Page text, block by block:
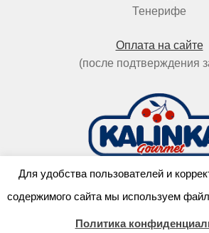
Тенерифе
Оплата на сайте
(после подтверждения
Для удобства пользователей и
содержимого сайта мы используем
Политика